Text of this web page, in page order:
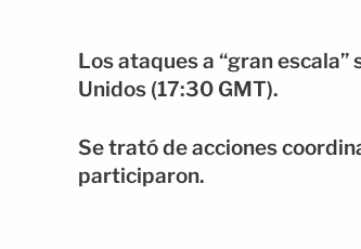
Los ataques a “gran
Unidos (17:30 GMT).
Se trató de acciones
participaron.